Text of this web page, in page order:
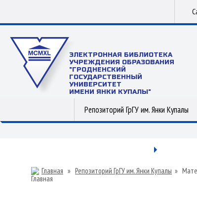
ЭЛЕКТРОННАЯ БИБЛИОТЕКА
УЧРЕЖДЕНИЯ ОБРАЗОВАНИЯ
"ГРОДНЕНСКИЙ
ГОСУДАРСТВЕННЫЙ
УНИВЕРСИТЕТ
ИМЕНИ ЯНКИ КУПАЛЫ"
Репозиторий ГрГУ им. Янки Купалы
Главная » Репозиторий ГрГУ им. Янки Купалы »